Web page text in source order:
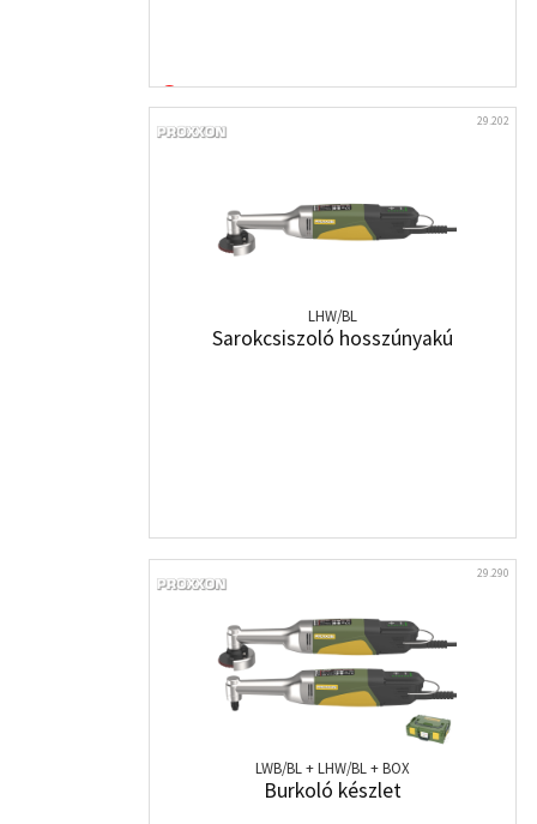
29.202
LHW/BL
Sarokcsiszoló hosszúnyakú
29.290
LWB/BL + LHW/BL + BOX
Burkoló készlet